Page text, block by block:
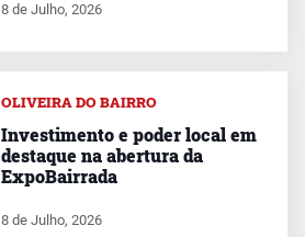
8 de Julho, 2026
OLIVEIRA DO BAIRRO
Investimento e poder local em
destaque na abertura da
ExpoBairrada
8 de Julho, 2026